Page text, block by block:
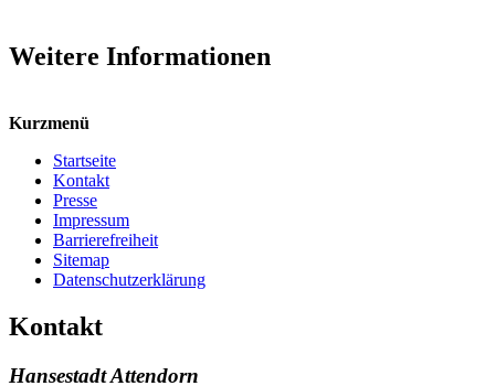
Weitere Informationen
Kurzmenü
Startseite
Kontakt
Presse
Impressum
Barrierefreiheit
Sitemap
Datenschutzerklärung
Kontakt
Hansestadt Attendorn